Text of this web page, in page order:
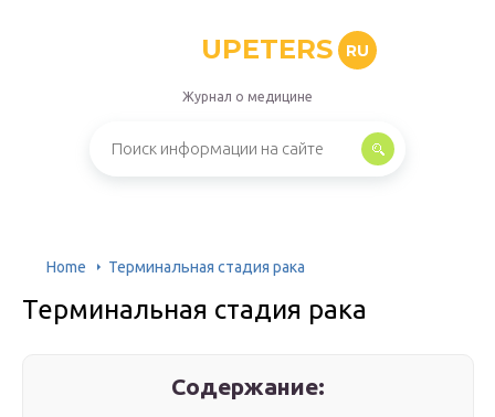
UPETERS RU
Журнал о медицине
Home Терминальная стадия рака
Терминальная стадия рака
Содержание: